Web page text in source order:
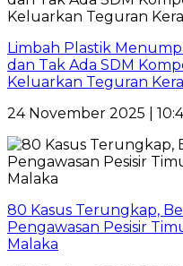
Limbah Plastik
dan Tak Ada SDM
Keluarkan Teguran
24 November 2025 |
80 Kasus Terungkap,
Pengawasan Pesisir
Malaka